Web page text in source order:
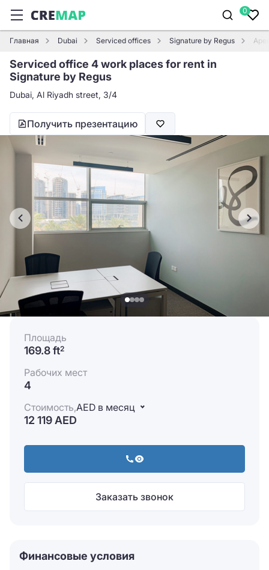
0
Главная Dubai Serviced offices Signature by Regus
Serviced office 4 work places for rent in
Signature by Regus
Dubai, Al Riyadh street, 3/4
Получить презентацию
Площадь
169.8 ft2
Рабочих мест
4
Стоимость,AED в месяц
12 119 AED
Заказать звонок
Финансовые условия